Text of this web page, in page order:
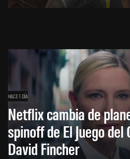
HACE 1 DÍA
Netflix cambia de
spinoff de El Juego del
David Fincher